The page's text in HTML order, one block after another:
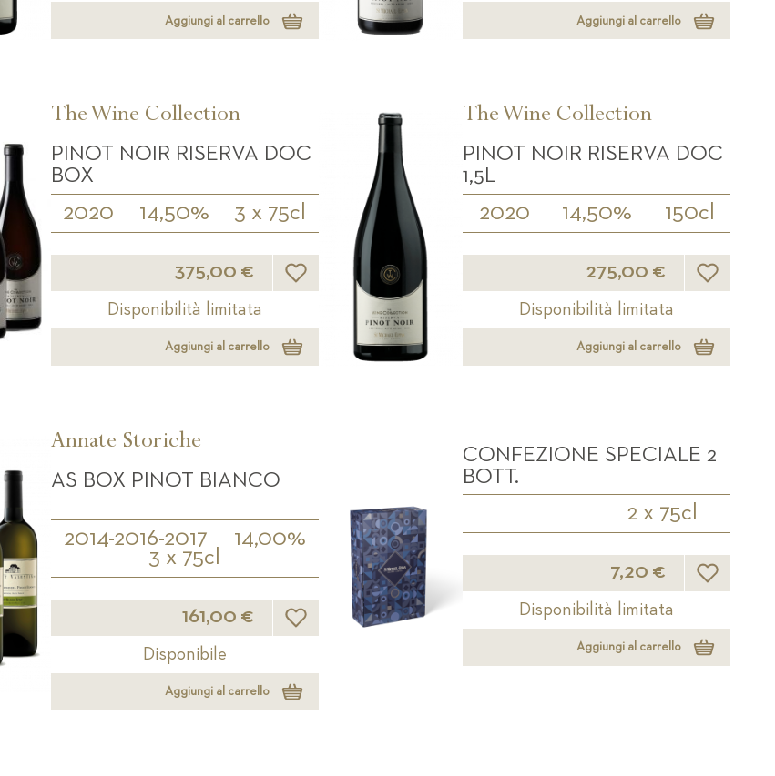
Aggiungi al carrello Aggiungi al carrello
The Wine Collection
PINOT NOIR RISERVA DOC
BOX
2020 14,50% 3 x 75cl
375,00 € Lista desideri
Disponibilità limitata
Aggiungi al carrello
The Wine Collection
PINOT NOIR RISERVA DOC
1,5L
2020 14,50% 150cl
275,00 €
Disponibilità limitata
Aggiungi al carrello
Annate Storiche
AS BOX PINOT BIANCO
2014-2016-2017
14,00%
3 x 75cl
161,00 € Lista desideri
Disponibile
Aggiungi al carrello
CONFEZIONE SPECIALE 2
BOTT.
2 x 75cl
7,20 € Lista
Disponibilità limitata
Aggiungi al carrello